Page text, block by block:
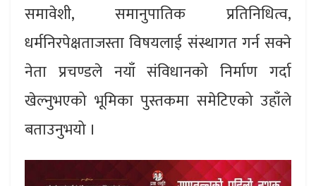
समावेशी, समानुपातिक प्रतिनिधित्व,
धर्मनिरपेक्षताजस्ता विषयलाई संस्थागत गर्न सक्ने
नेता प्रचण्डले नयाँ संविधानको निर्माण गर्दा
खेल्नुभएको भूमिका पुस्तकमा समेटिएको उहाँले
बताउनुभयो ।